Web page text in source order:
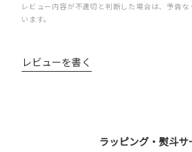
レビュー内容が不適切と判断した場合は、予告
います。
レビューを書く
ラッピング・熨斗サ